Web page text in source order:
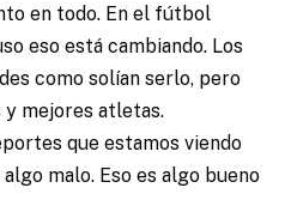
en todo. En el fútbol
eso está cambiando. Los
como solían serlo, pero
y mejores atletas.
que estamos viendo
malo. Eso es algo bueno